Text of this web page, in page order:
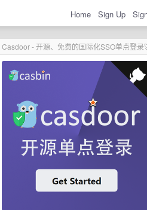
Home Sign Up
Casdoor - 开源、免费的国际化SSO单点登录